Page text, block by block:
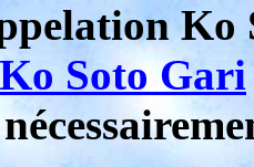
Ko
Ko Soto Gari